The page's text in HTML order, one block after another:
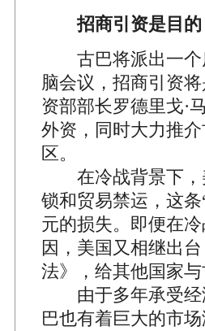
招商引资是目的
古巴将派出一个
脑会议，招商引资
资部部长罗德里戈·
外资，同时大力推
区。
在冷战背景下，
锁和贸易禁运，这
元的损失。即便在
因，美国又相继出
法》，给其他国家
由于多年承受经
巴也有着巨大的市